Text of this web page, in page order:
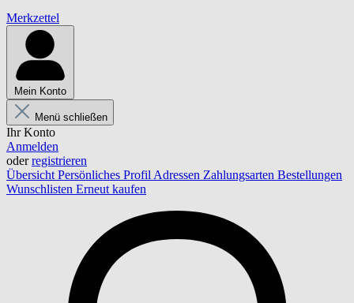
Merkzettel
Mein Konto
Menü schließen
Ihr Konto
Anmelden
oderregistrieren
Übersicht Persönliches Profil Adressen Zahlungsarten Bestellungen
Wunschlisten Erneut kaufen